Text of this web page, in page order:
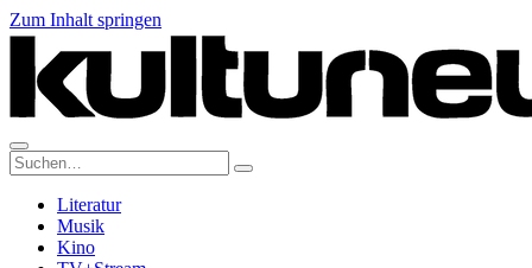
Zum Inhalt springen
Suche:
Literatur
Musik
Kino